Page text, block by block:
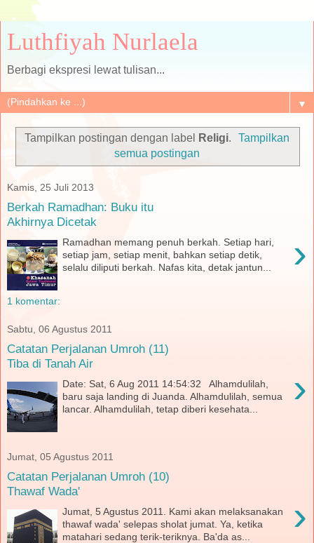
Luthfiyah Nurlaela
Berbagi ekspresi lewat tulisan...
▼
Tampilkan postingan dengan label Religi.
Tampilkan
semua postingan
Kamis, 25 Juli 2013
Berkah Ramadhan: Buku itu
Akhirnya Dicetak
›
Ramadhan memang penuh berkah. Setiap hari,
setiap jam, setiap menit, bahkan setiap detik,
selalu diliputi berkah. Nafas kita, detak jantun...
1 komentar:
Sabtu, 06 Agustus 2011
Catatan Perjalanan Umroh (11)
Tiba di Tanah Air
›
Date: Sat, 6 Aug 2011 14:54:32 Alhamdulilah,
baru saja landing di Juanda. Alhamdulilah, semua
lancar. Alhamdulilah, tetap diberi kesehata...
Jumat, 05 Agustus 2011
Catatan Perjalanan Umroh (10)
Thawaf Wada'
›
Jumat, 5 Agustus 2011. Kami akan melaksanakan
thawaf wada' selepas sholat jumat. Ya, ketika
matahari sedang terik-teriknya. Ba'da as...